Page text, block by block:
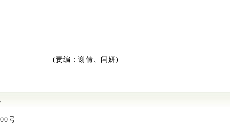
(责编：谢倩、闫妍)
号